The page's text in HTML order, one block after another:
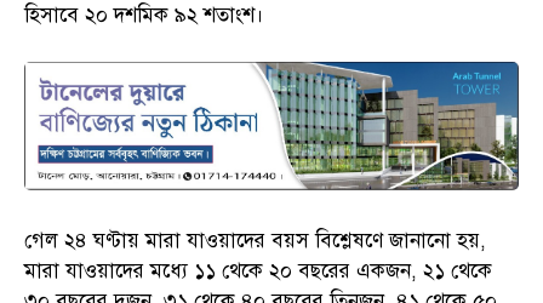
হিসাবে ২০ দশমিক ৯২ শতাংশ।
গেল ২৪ ঘণ্টায় মারা যাওয়াদের বয়স বিশ্লেষণে জানানো হয়,
মারা যাওয়াদের মধ্যে ১১ থেকে ২০ বছরের একজন, ২১ থেকে